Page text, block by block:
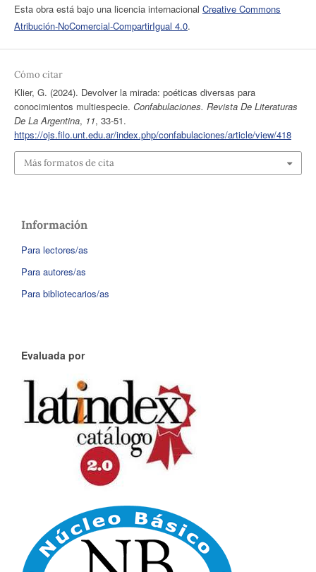
Esta obra está bajo una licencia internacional Creative Commons
Atribución-NoComercial-CompartirIgual 4.0.
Cómo citar
Klier, G. (2024). Devolver la mirada: poéticas diversas para
conocimientos multiespecie. Confabulaciones. Revista De Literaturas
De La Argentina, 11, 33-51.
https://ojs.filo.unt.edu.ar/index.php/confabulaciones/article/view/418
Más formatos de cita
Información
Para lectores/as
Para autores/as
Para bibliotecarios/as
Evaluada por